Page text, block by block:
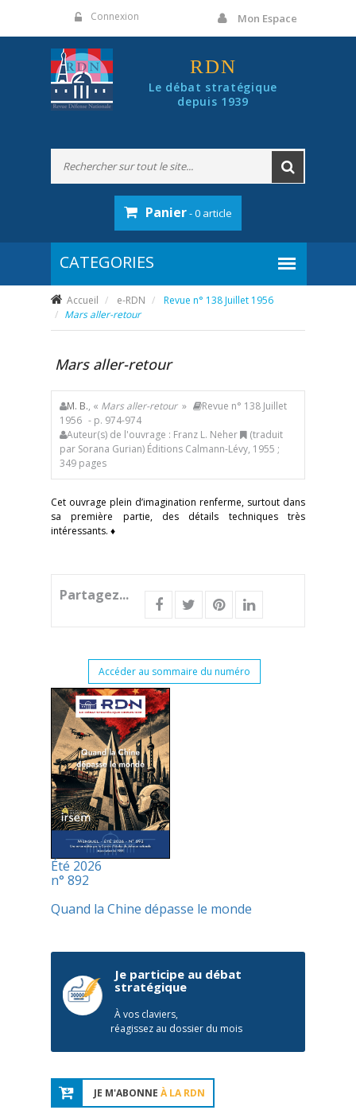
Connexion Mon Espace
RDN
Le débat stratégique
depuis 1939
Panier- 0 article
Accueil e-RDN
Revue n° 138 Juillet 1956
Mars aller-retour
Mars aller-retour
M. B., « Mars aller-retour»
Revue n° 138 Juillet
1956 - p. 974-974
Auteur(s) de l'ouvrage : Franz L. Neher
(traduit
par Sorana Gurian) Éditions Calmann-Lévy, 1955 ;
349 pages
Cet ouvrage plein d’imagination renferme, surtout dans
sa première partie, des détails techniques très
intéressants. ♦
Partagez...
Accéder au sommaire du numéro
Été 2026
n° 892
Quand la Chine dépasse le monde
Je participe au débat
stratégique
À vos claviers,
réagissez au dossier du mois
JE M'ABONNE À LA RDN